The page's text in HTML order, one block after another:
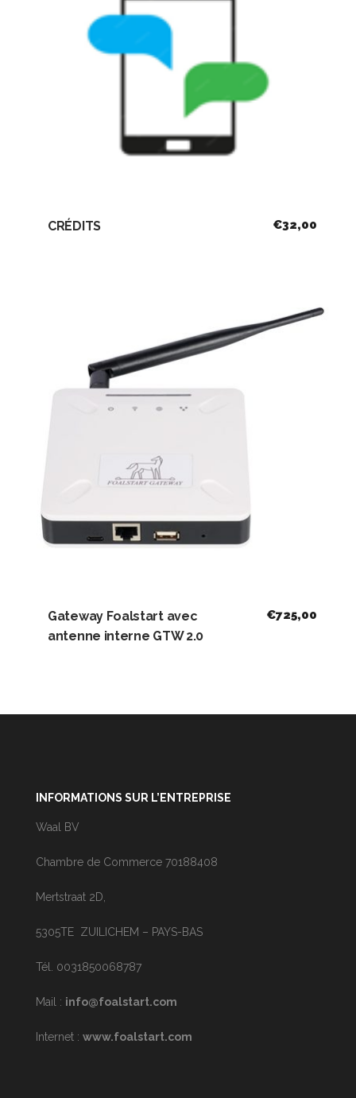
CRÉDITS €32,00
Gateway Foalstart avec
antenne interne GTW 2.0
€725,00
INFORMATIONS SUR L’ENTREPRISE
Waal BV
Chambre de Commerce 70188408
Mertstraat 2D,
5305TE ZUILICHEM – PAYS-BAS
Tél. 0031850068787
Mail : info@foalstart.com
Internet : www.foalstart.com